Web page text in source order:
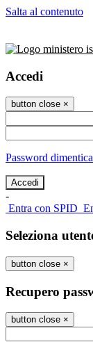
Salta al contenuto
Accedi
button close ×
Password
-
Entra con SPID
Seleziona
button close ×
Recupero
button close ×